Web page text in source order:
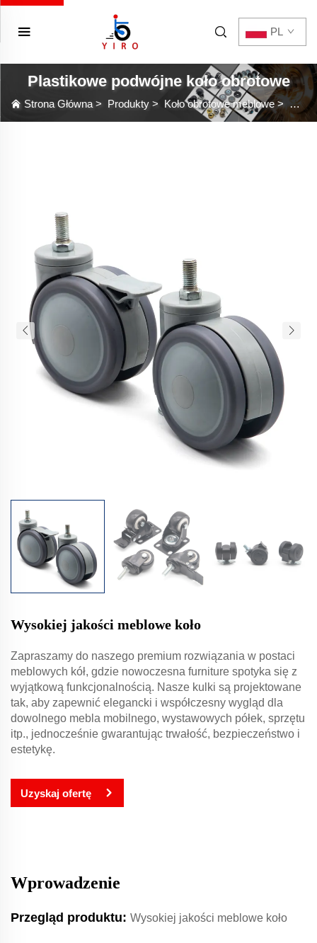
PL
Plastikowe podwójne koło obrotowe
Strona Główna > Produkty > Koło obrotowe meblowe>
Wysokiej jakości meblowe koło
Zapraszamy do naszego premium rozwiązania w postaci
meblowych kół, gdzie nowoczesna furniture spotyka się z
wyjątkową funkcjonalnością. Nasze kulki są projektowane
tak, aby zapewnić elegancki i współczesny wygląd dla
dowolnego mebla mobilnego, wystawowych półek, sprzętu
itp., jednocześnie gwarantując trwałość, bezpieczeństwo i
estetykę.
Uzyskaj ofertę
Wprowadzenie
Przegląd produktu: Wysokiej jakości meblowe koło